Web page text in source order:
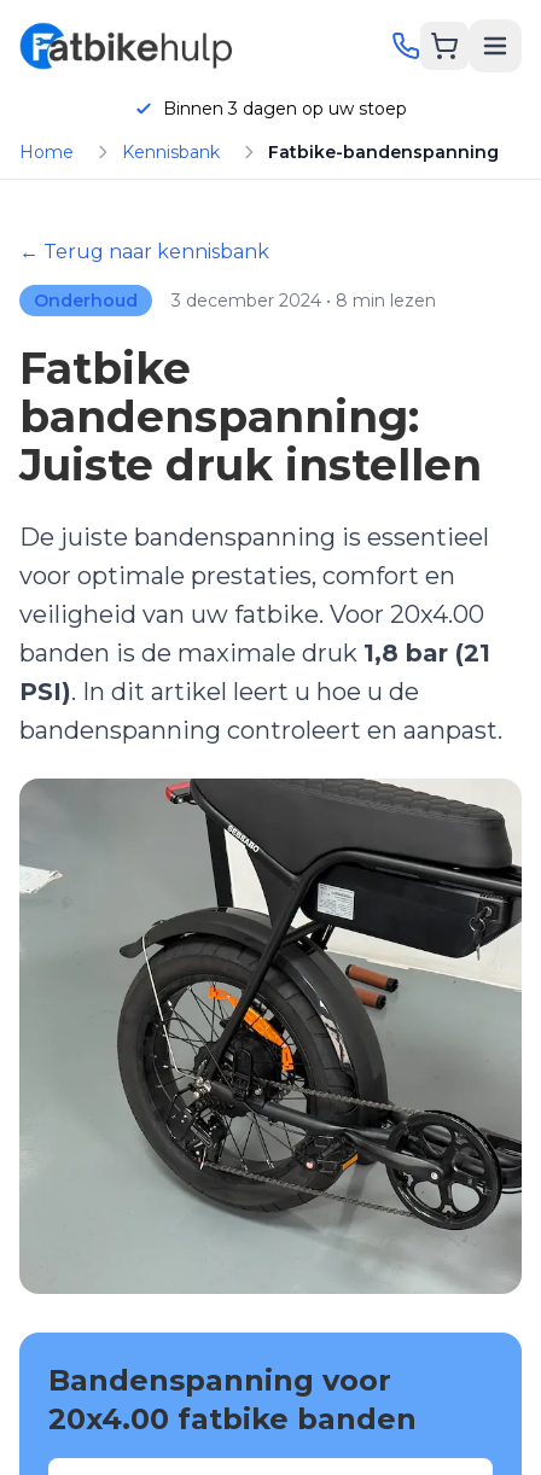
Onderhoud
Reparatie
Onderdelen KORTING
Kinderzitjes
Verzekerings
claims
Contact
reviews
Binnen 3 dagen op uw stoep
Home
Kennisbank Fatbike-bandenspanning
← Terug naar kennisbank
Onderhoud 3 december 2024 • 8 min lezen
Fatbike
bandenspanning:
Juiste druk instellen
De juiste bandenspanning is essentieel
voor optimale prestaties, comfort en
veiligheid van uw fatbike. Voor 20x4.00
banden is de maximale druk 1,8 bar (21
PSI). In dit artikel leert u hoe u de
bandenspanning controleert en aanpast.
Bandenspanning voor
20x4.00 fatbike banden